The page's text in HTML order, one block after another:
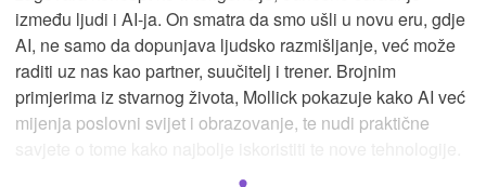
između ljudi i AI-ja. On smatra da smo ušli u novu eru, gdje
AI, ne samo da dopunjava ljudsko razmišljanje, već može
raditi uz nas kao partner, suučitelj i trener. Brojnim
primjerima iz stvarnog života, Mollick pokazuje kako AI već
mijenja poslovni svijet i obrazovanje, te nudi praktične